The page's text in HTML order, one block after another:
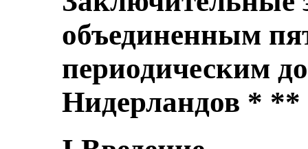
объединенным
периодическим
Нидерландов * **